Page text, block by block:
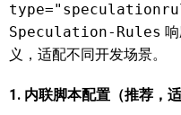
Speculation-Rules
义，适配不同开发场景。
1. 内联脚本配置（推荐，